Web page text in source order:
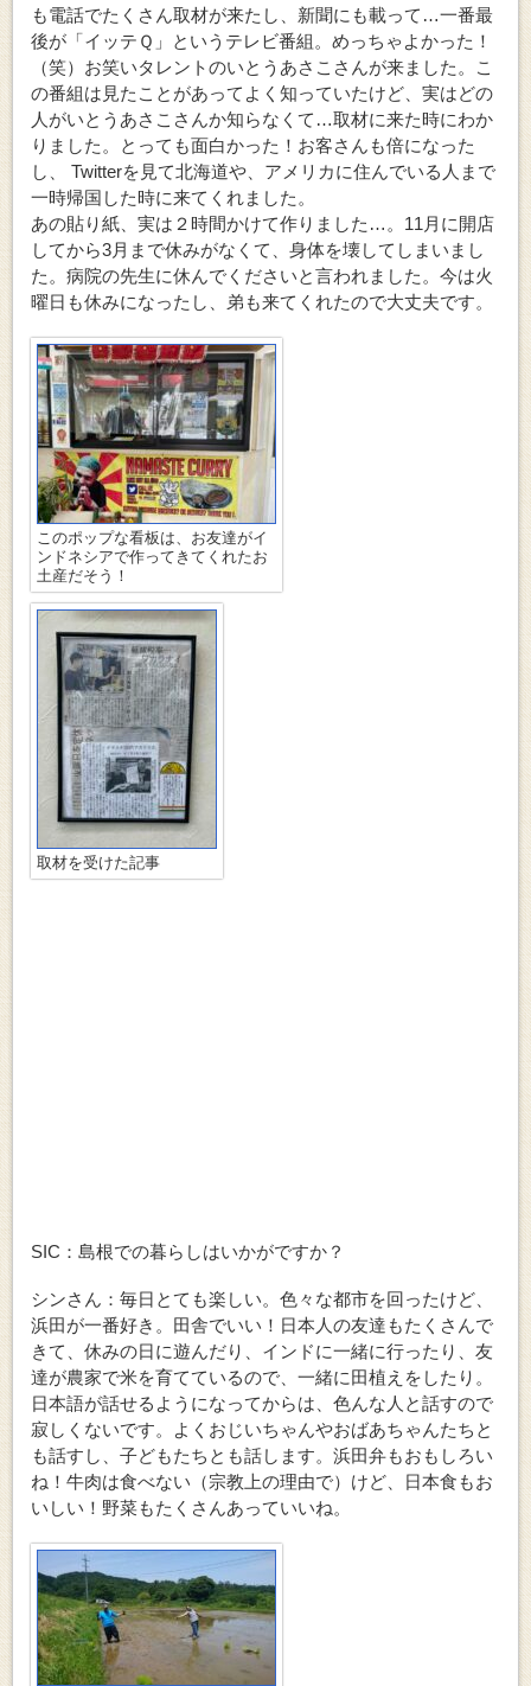
も電話でたくさん取材が来たし、新聞にも載って…一番最
後が「イッテＱ」というテレビ番組。めっちゃよかった！
（笑）お笑いタレントのいとうあさこさんが来ました。こ
の番組は見たことがあってよく知っていたけど、実はどの
人がいとうあさこさんか知らなくて…取材に来た時にわか
りました。とっても面白かった！お客さんも倍になった
し、 Twitterを見て北海道や、アメリカに住んでいる人まで
一時帰国した時に来てくれました。
あの貼り紙、実は２時間かけて作りました…。11月に開店
してから3月まで休みがなくて、身体を壊してしまいまし
た。病院の先生に休んでくださいと言われました。今は火
曜日も休みになったし、弟も来てくれたので大丈夫です。
このポップな看板は、お友達がイ
ンドネシアで作ってきてくれたお
土産だそう！
取材を受けた記事
SIC：島根での暮らしはいかがですか？
シンさん：毎日とても楽しい。色々な都市を回ったけど、
浜田が一番好き。田舎でいい！日本人の友達もたくさんで
きて、休みの日に遊んだり、インドに一緒に行ったり、友
達が農家で米を育てているので、一緒に田植えをしたり。
日本語が話せるようになってからは、色んな人と話すので
寂しくないです。よくおじいちゃんやおばあちゃんたちと
も話すし、子どもたちとも話します。浜田弁もおもしろい
ね！牛肉は食べない（宗教上の理由で）けど、日本食もお
いしい！野菜もたくさんあっていいね。